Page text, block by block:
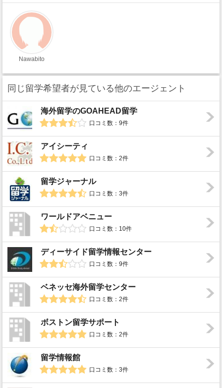
Nawabito
同じ留学希望者が見ている他のエージェント
海外留学のGOAHEAD留学
口コミ数：9件
アイシーティ
口コミ数：2件
留学ジャーナル
口コミ数：3件
ワールドアベニュー
口コミ数：10件
ディーサイド留学情報センター
口コミ数：9件
ベネッセ海外留学センター
口コミ数：2件
ボストン留学サポート
口コミ数：2件
留学情報館
口コミ数：3件